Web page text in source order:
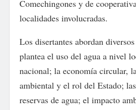
Comechingones y de
localidades involucradas.
Los disertantes abordan
plantea el uso del agua a nivel
nacional; la economía circular,
ambiental y el rol del Estado;
reservas de agua; el impacto